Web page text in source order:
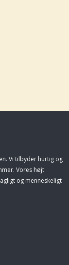
Vi tilbyder hurtig og
Vores højt
og menneskeligt